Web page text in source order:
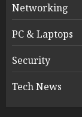
Networking
PC & Laptops
Security
Tech News